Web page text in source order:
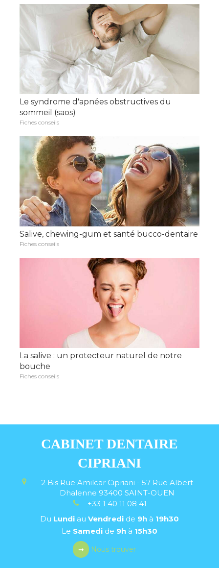
Le syndrome d'apnées obstructives du
sommeil (saos)
Fiches conseils
Salive, chewing-gum et santé bucco-dentaire
Fiches conseils
La salive : un protecteur naturel de notre
bouche
Fiches conseils
CABINET DENTAIRE
CIPRIANI
2 Bis Rue Amilcar Cipriani - 57 Rue Albert
Dhalenne 93400 SAINT-OUEN
+33 1 40 11 08 41
Du Lundi au Vendredi de 9h à 19h30
Le Samedi de 9h à 15h30
Nous trouver